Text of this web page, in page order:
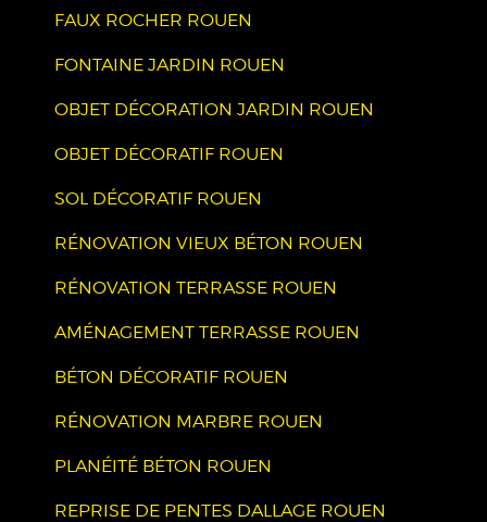
FAUX ROCHER ROUEN
FONTAINE JARDIN ROUEN
OBJET DÉCORATION JARDIN ROUEN
OBJET DÉCORATIF ROUEN
SOL DÉCORATIF ROUEN
RÉNOVATION VIEUX BÉTON ROUEN
RÉNOVATION TERRASSE ROUEN
AMÉNAGEMENT TERRASSE ROUEN
BÉTON DÉCORATIF ROUEN
RÉNOVATION MARBRE ROUEN
PLANÉITÉ BÉTON ROUEN
REPRISE DE PENTES DALLAGE ROUEN